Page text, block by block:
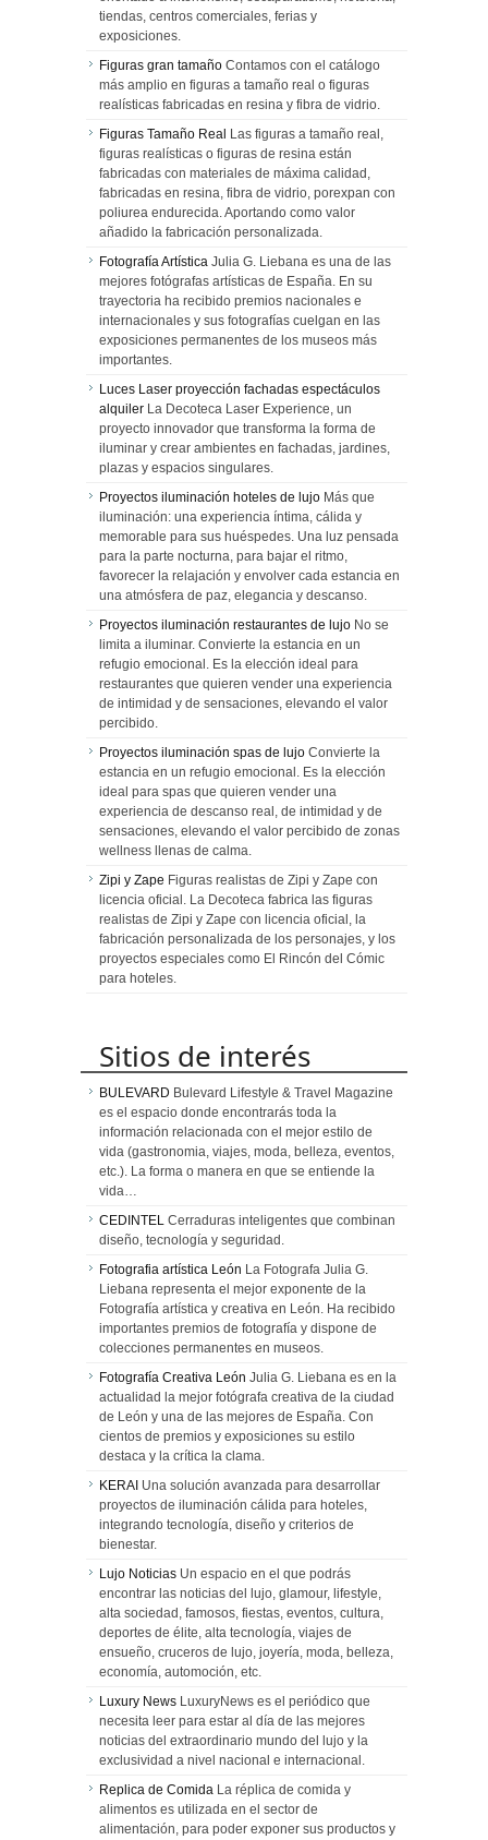
tiendas, centros comerciales, ferias y
exposiciones.
Figuras gran tamaño Contamos con el catálogo
más amplio en figuras a tamaño real o figuras
realísticas fabricadas en resina y fibra de vidrio.
Figuras Tamaño Real Las figuras a tamaño real,
figuras realísticas o figuras de resina están
fabricadas con materiales de máxima calidad,
fabricadas en resina, fibra de vidrio, porexpan con
poliurea endurecida. Aportando como valor
añadido la fabricación personalizada.
Fotografía Artística Julia G. Liebana es una de las
mejores fotógrafas artísticas de España. En su
trayectoria ha recibido premios nacionales e
internacionales y sus fotografías cuelgan en las
exposiciones permanentes de los museos más
importantes.
Luces Laser proyección fachadas espectáculos
alquiler La Decoteca Laser Experience, un
proyecto innovador que transforma la forma de
iluminar y crear ambientes en fachadas, jardines,
plazas y espacios singulares.
Proyectos iluminación hoteles de lujo Más que
iluminación: una experiencia íntima, cálida y
memorable para sus huéspedes. Una luz pensada
para la parte nocturna, para bajar el ritmo,
favorecer la relajación y envolver cada estancia en
una atmósfera de paz, elegancia y descanso.
Proyectos iluminación restaurantes de lujo No se
limita a iluminar. Convierte la estancia en un
refugio emocional. Es la elección ideal para
restaurantes que quieren vender una experiencia
de intimidad y de sensaciones, elevando el valor
percibido.
Proyectos iluminación spas de lujo Convierte la
estancia en un refugio emocional. Es la elección
ideal para spas que quieren vender una
experiencia de descanso real, de intimidad y de
sensaciones, elevando el valor percibido de zonas
wellness llenas de calma.
Zipi y Zape Figuras realistas de Zipi y Zape con
licencia oficial. La Decoteca fabrica las figuras
realistas de Zipi y Zape con licencia oficial, la
fabricación personalizada de los personajes, y los
proyectos especiales como El Rincón del Cómic
para hoteles.
Sitios de interés
BULEVARD Bulevard Lifestyle & Travel Magazine
es el espacio donde encontrarás toda la
información relacionada con el mejor estilo de
vida (gastronomia, viajes, moda, belleza, eventos,
etc.). La forma o manera en que se entiende la
vida…
CEDINTEL Cerraduras inteligentes que combinan
diseño, tecnología y seguridad.
Fotografia artística León La Fotografa Julia G.
Liebana representa el mejor exponente de la
Fotografía artística y creativa en León. Ha recibido
importantes premios de fotografía y dispone de
colecciones permanentes en museos.
Fotografía Creativa León Julia G. Liebana es en la
actualidad la mejor fotógrafa creativa de la ciudad
de León y una de las mejores de España. Con
cientos de premios y exposiciones su estilo
destaca y la crítica la clama.
KERAI Una solución avanzada para desarrollar
proyectos de iluminación cálida para hoteles,
integrando tecnología, diseño y criterios de
bienestar.
Lujo Noticias Un espacio en el que podrás
encontrar las noticias del lujo, glamour, lifestyle,
alta sociedad, famosos, fiestas, eventos, cultura,
deportes de élite, alta tecnología, viajes de
ensueño, cruceros de lujo, joyería, moda, belleza,
economía, automoción, etc.
Luxury News LuxuryNews es el periódico que
necesita leer para estar al día de las mejores
noticias del extraordinario mundo del lujo y la
exclusividad a nivel nacional e internacional.
Replica de Comida La réplica de comida y
alimentos es utilizada en el sector de
alimentación, para poder exponer sus productos y